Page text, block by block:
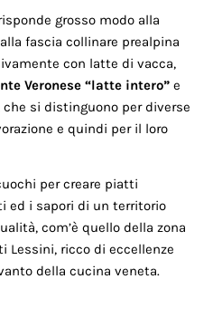
grosso modo alla
fascia collinare prealpina
con latte di vacca,
Veronese “latte intero” e
che si distinguono per diverse
e quindi per il loro
per creare piatti
ed i sapori di un territorio
com’è quello della zona
Lessini, ricco di eccellenze
della cucina veneta.